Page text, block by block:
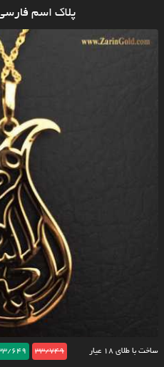
پلاک اسم
ساخت با طلای ۱۸ عیار 33/749
649